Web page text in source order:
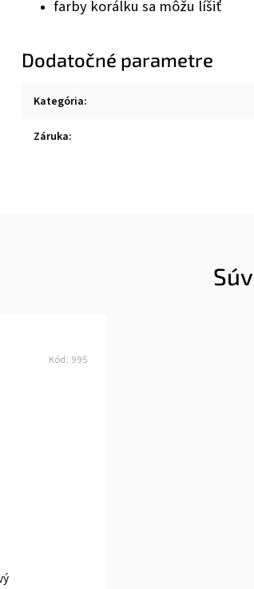
farby korálku sa môžu líšiť
Dodatočné parametre
Kategória:
Záruka:
Kód: 995